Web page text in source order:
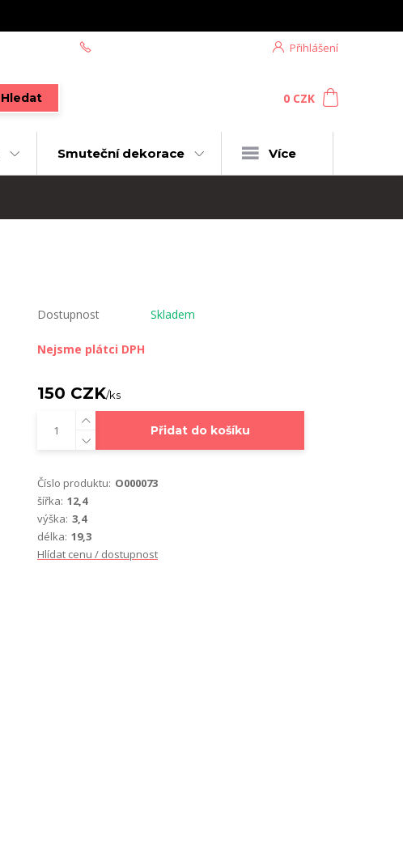
Přihlášení
Hledat 0 CZK
Smuteční dekorace Více
Dostupnost Skladem
Nejsme plátci DPH
150 CZK/ks
Přidat do košíku
Číslo produktu: O000073
šířka: 12,4
výška: 3,4
délka: 19,3
Hlídat cenu / dostupnost